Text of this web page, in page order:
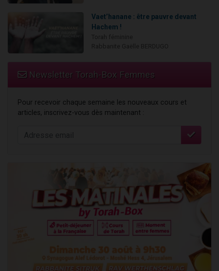
Vaet’hanane : être pauvre devant
Hachem !
Newsletter Torah-Box Femmes
Pour recevoir chaque semaine les nouveaux cours et
articles, inscrivez-vous dès maintenant :